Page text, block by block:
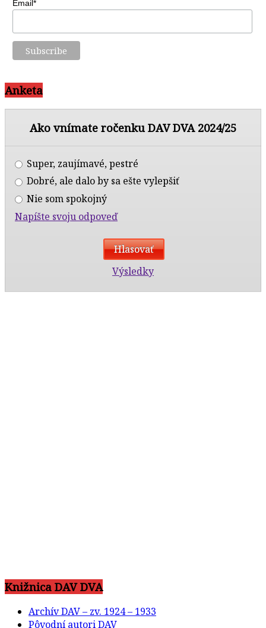
Email*
Anketa
Ako vnímate ročenku DAV DVA 2024/25
Super, zaujímavé, pestré
Dobré, ale dalo by sa ešte vylepšiť
Nie som spokojný
Napíšte svoju odpoveď
Výsledky
Knižnica DAV DVA
Archív DAV – zv. 1924 – 1933
Pôvodní autori DAV